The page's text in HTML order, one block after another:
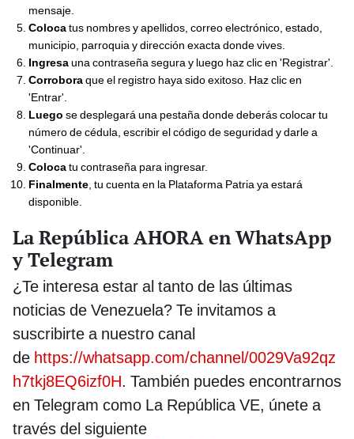
mensaje.
Colocatus nombres y apellidos, correo electrónico, estado,
municipio, parroquia y dirección exacta donde vives.
Ingresauna contraseña segura y luego haz clic en 'Registrar'.
Corroboraque el registro haya sido exitoso. Haz clic en
'Entrar'.
Luego se desplegará una pestaña donde deberás colocar tu
número de cédula, escribir el código de seguridad y darle a
'Continuar'.
Colocatu contraseña para ingresar.
Finalmente , tu cuenta en la Plataforma Patria ya estará
disponible.
La República AHORA en WhatsApp
y Telegram
¿Te interesa estar al tanto de las últimas
noticias de Venezuela? Te invitamos a
suscribirte a nuestro canal
de https://whatsapp.com/channel/0029Va92qz
h7tkj8EQ6izf0H. También puedes encontrarnos
en Telegram como La República VE, únete a
través del siguiente